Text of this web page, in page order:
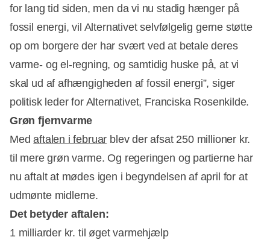
for lang tid siden, men da vi nu stadig hænger på
fossil energi, vil Alternativet selvfølgelig gerne støtte
op om borgere der har svært ved at betale deres
varme- og el-regning, og samtidig huske på, at vi
skal ud af afhængigheden af fossil energi”, siger
politisk leder for Alternativet, Franciska Rosenkilde.
Grøn fjernvarme
Medaftalen i februar blev der afsat 250 millioner kr.
til mere grøn varme. Og regeringen og partierne har
nu aftalt at mødes igen i begyndelsen af april for at
udmønte midlerne.
Det betyder aftalen:
1 milliarder kr. til øget varmehjælp